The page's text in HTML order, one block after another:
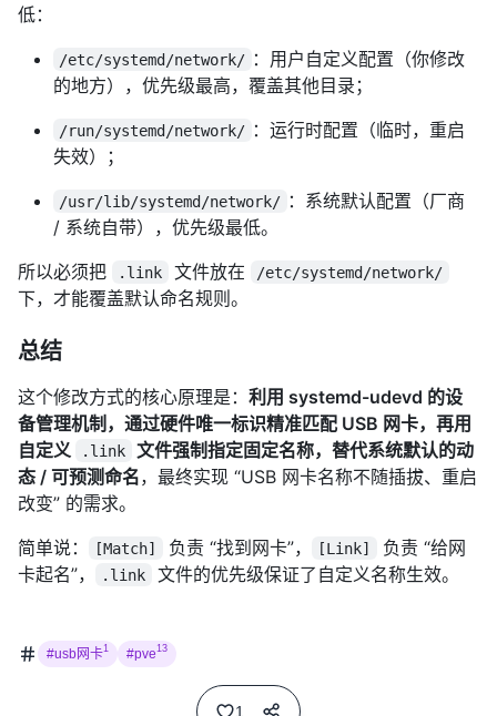
低：
/etc/systemd/network/ ：用户自定义配置（你修改
的地方），优先级最高，覆盖其他目录；
/run/systemd/network/ ：运行时配置（临时，重启
失效）；
/usr/lib/systemd/network/ ：系统默认配置（厂商
/ 系统自带），优先级最低。
所以必须把
.link 文件放在 /etc/systemd/network/
下，才能覆盖默认命名规则。
总结
这个修改方式的核心原理是： 利用 systemd-udevd 的设
备管理机制，通过硬件唯一标识精准匹配 USB 网卡，再用
自定义
.link
文件强制指定固定名称，替代系统默认的动
态 / 可预测命名，最终实现 “USB 网卡名称不随插拔、重启
改变” 的需求。
简单说：
[Match] 负责 “找到网卡”， [Link]
负责 “给网
卡起名”，
.link 文件的优先级保证了自定义名称生效。
#usb网卡1 #pve13
1